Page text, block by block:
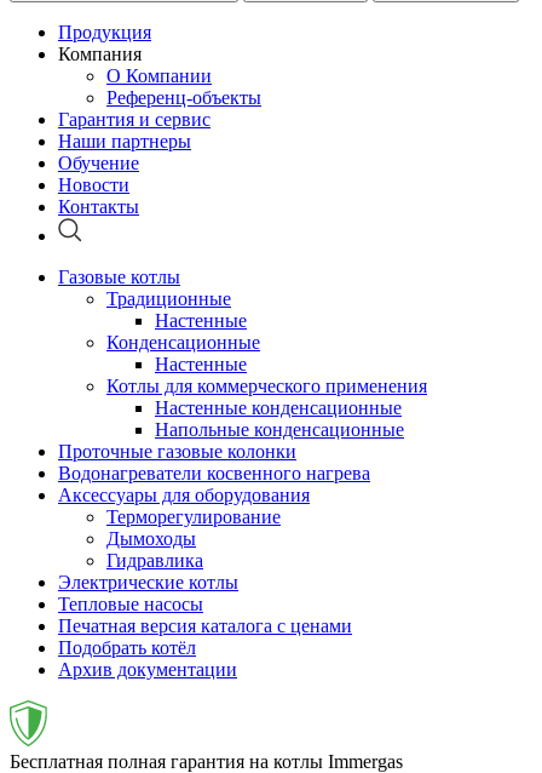
Продукция
Компания
О Компании
Референц-объекты
Гарантия и сервис
Наши партнеры
Обучение
Новости
Контакты
Газовые котлы
Традиционные
Настенные
Конденсационные
Настенные
Котлы для коммерческого применения
Настенные конденсационные
Напольные конденсационные
Проточные газовые колонки
Водонагреватели косвенного нагрева
Аксессуары для оборудования
Терморегулирование
Дымоходы
Гидравлика
Электрические котлы
Тепловые насосы
Печатная версия каталога с ценами
Подобрать котёл
Архив документации
Бесплатная полная гарантия на котлы Immergas